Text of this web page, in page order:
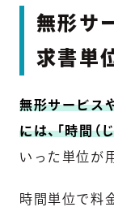
無形サ
求書単
無形サービス
には、「時間（じ
いった単位が
時間単位で料